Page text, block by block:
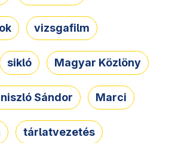
vizsgafilm
sikló Magyar Közlöny
Sándor Marci
tárlatvezetés